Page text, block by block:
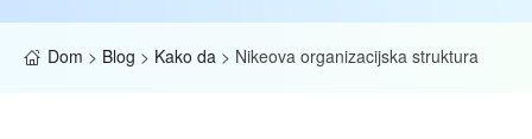
Dom > Blog > Kako da > Nikeova organizacijska struktura